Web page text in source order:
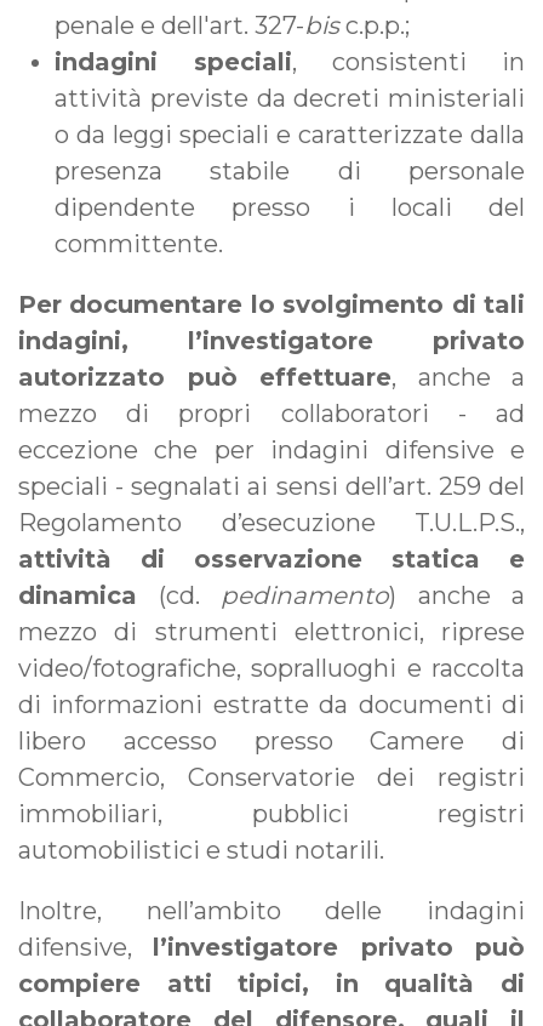
penale e dell'art. 327-bisc.p.p.;
indagini speciali, consistenti in
attività previste da decreti ministeriali
o da leggi speciali e caratterizzate dalla
presenza stabile di personale
dipendente presso i locali del
committente.
Per documentare lo svolgimento di tali
indagini, l’investigatore privato
autorizzato può effettuare, anche a
mezzo di propri collaboratori - ad
eccezione che per indagini difensive e
speciali - segnalati ai sensi dell’art. 259 del
Regolamento d’esecuzione T.U.L.P.S.,
attività di osservazione statica e
dinamica (cd. pedinamento) anche a
mezzo di strumenti elettronici, riprese
video/fotografiche, sopralluoghi e raccolta
di informazioni estratte da documenti di
libero accesso presso Camere di
Commercio, Conservatorie dei registri
immobiliari, pubblici registri
automobilistici e studi notarili.
Inoltre, nell’ambito delle indagini
difensive, l’investigatore privato può
compiere atti tipici, in qualità di
collaboratore del difensore, quali il